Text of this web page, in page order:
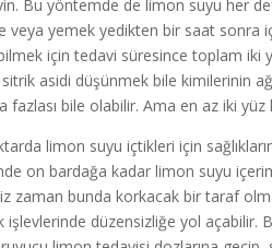
Bu yöntemde de limon suyu her
veya yemek yedikten bir saat sonra
için tedavi süresince toplam
asidi düşünmek bile kimilerinin
bile olabilir. Ama en az iki
limon suyu içtikleri için
on bardağa kadar limon suyu
zaman bunda korkacak bir taraf
işlevlerinde düzensizliğe yol